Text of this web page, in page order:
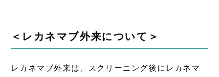
＜レカネマブ外来について＞
レカネマブ外来は、スクリーニング後にレカネマ